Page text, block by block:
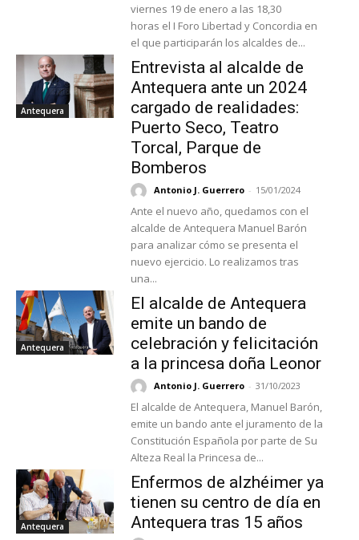
viernes 19 de enero a las 18,30
horas el I Foro Libertad y Concordia en
el que participarán los alcaldes de...
Antequera
Entrevista al alcalde de
Antequera ante un 2024
cargado de realidades:
Puerto Seco, Teatro
Torcal, Parque de
Bomberos
Antonio J. Guerrero - 15/01/2024
Ante el nuevo año, quedamos con el
alcalde de Antequera Manuel Barón
para analizar cómo se presenta el
nuevo ejercicio. Lo realizamos tras
una...
Antequera
El alcalde de Antequera
emite un bando de
celebración y felicitación
a la princesa doña Leonor
Antonio J. Guerrero - 31/10/2023
El alcalde de Antequera, Manuel Barón,
emite un bando ante el juramento de la
Constitución Española por parte de Su
Alteza Real la Princesa de...
Antequera
Enfermos de alzhéimer ya
tienen su centro de día en
Antequera tras 15 años